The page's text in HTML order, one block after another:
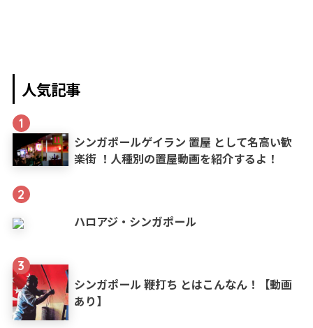
人気記事
1
シンガポールゲイラン 置屋 として名高い歓
楽街 ！人種別の置屋動画を紹介するよ！
2
ハロアジ・シンガポール
3
シンガポール 鞭打ち とはこんなん！【動画
あり】